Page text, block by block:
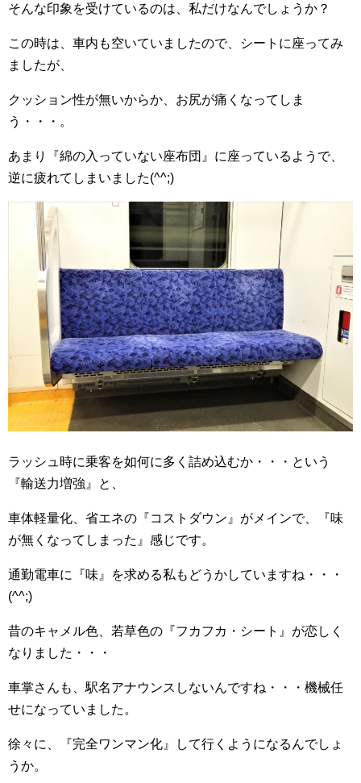
そんな印象を受けているのは、私だけなんでしょうか？
この時は、車内も空いていましたので、シートに座ってみ
ましたが、
クッション性が無いからか、お尻が痛くなってしま
う・・・。
あまり『綿の入っていない座布団』に座っているようで、
逆に疲れてしまいました(^^;)
ラッシュ時に乗客を如何に多く詰め込むか・・・という
『輸送力増強』と、
車体軽量化、省エネの『コストダウン』がメインで、『味
が無くなってしまった』感じです。
通勤電車に『味』を求める私もどうかしていますね・・・
(^^;)
昔のキャメル色、若草色の『フカフカ・シート』が恋しく
なりました・・・
車掌さんも、駅名アナウンスしないんですね・・・機械任
せになっていました。
徐々に、『完全ワンマン化』して行くようになるんでしょ
うか。